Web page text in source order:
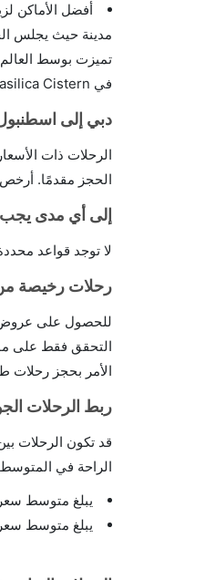
أفضل الأماكن
مدينة حيث يجلس
تميزت بوسط
في Basilica Cistern.
دبي إلى
الرحلات ذات
الحجز مقدمًا.
إلى أي مدى
لا توجد قواعد محددة ولكن يمكن للمرء
رحلات رخيصة
للحصول على عروض
الأمر بحجز رحلات
ربط الرحلات
قد تكون الرحلات
الراحة في المتوسط ، فإن المسافرين يوفرون
يبلغ متوسط سعر
يبلغ متوسط سعر